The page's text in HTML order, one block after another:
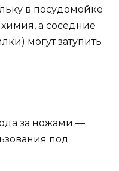
в посудомойке
химия, а соседние
могут затупить
за ножами —
под